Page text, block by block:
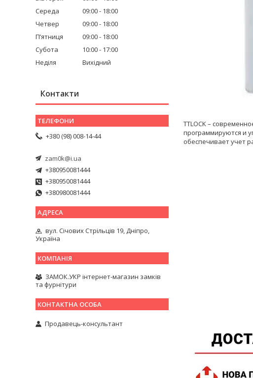
TTLOCK –
программируются и
обеспечивает учет
Середа
09:00
18:00
Четвер
09:00
18:00
Пʼятниця
09:00
18:00
Субота
10:00
17:00
Неділя
Вихідний
Контакти
+380 (98) 008-14-44
zam0k@i.ua
+380950081444
+380950081444
+380980081444
вул. Січових Стрільців 19, Дніпро,
Україна
ЗАМОК.УКР інтернет-магазин замків
та фурнітури
Продавець-консультант